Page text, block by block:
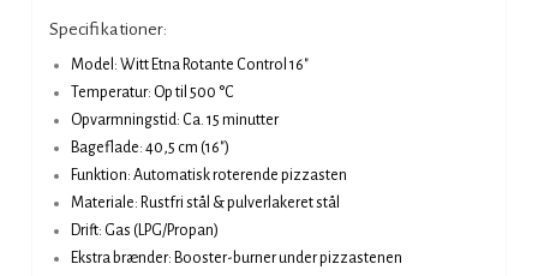
Specifikationer:
Model: Witt Etna Rotante Control 16"
Temperatur: Op til 500 °C
Opvarmningstid: Ca. 15 minutter
Bageflade: 40,5 cm (16")
Funktion: Automatisk roterende pizzasten
Materiale: Rustfri stål & pulverlakeret stål
Drift: Gas (LPG/Propan)
Ekstra brænder: Booster-burner under pizzastenen